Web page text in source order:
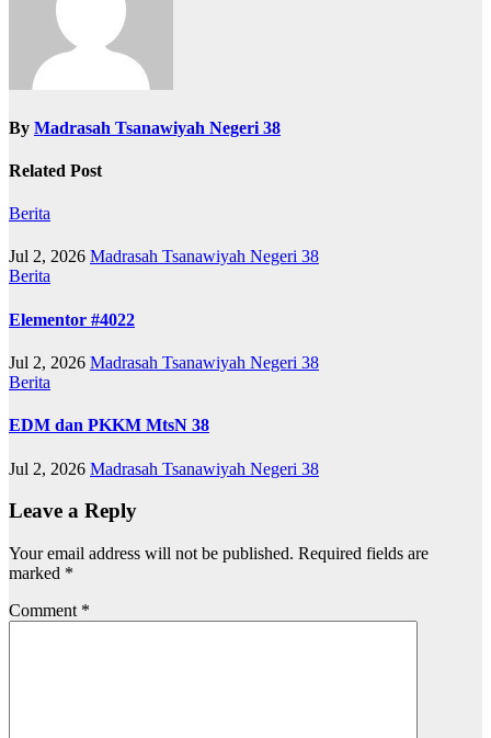
By Madrasah Tsanawiyah Negeri 38
Related Post
Berita
Jul 2, 2026 Madrasah Tsanawiyah Negeri 38
Berita
Elementor #4022
Jul 2, 2026 Madrasah Tsanawiyah Negeri 38
Berita
EDM dan PKKM MtsN 38
Jul 2, 2026 Madrasah Tsanawiyah Negeri 38
Leave a Reply
Your email address will not be published. Required fields are
marked *
Comment *